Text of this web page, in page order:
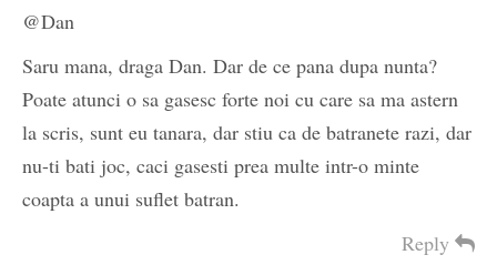
@Dan
Saru mana, draga Dan. Dar de ce pana dupa nunta?
Poate atunci o sa gasesc forte noi cu care sa ma astern
la scris, sunt eu tanara, dar stiu ca de batranete razi, dar
nu-ti bati joc, caci gasesti prea multe intr-o minte
coapta a unui suflet batran.
Reply